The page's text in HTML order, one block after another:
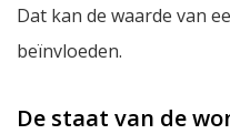
Dat kan de waarde van
beïnvloeden.
De staat van de